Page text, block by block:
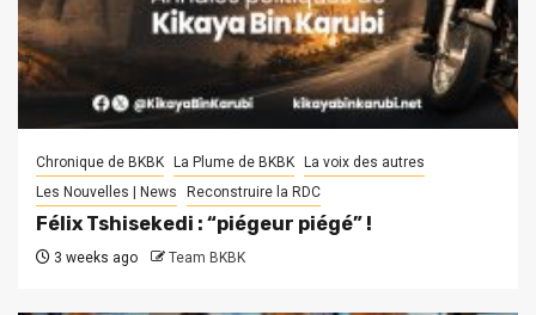
Chronique de BKBK La Plume de BKBK
La voix des autres
Les Nouvelles | News
Reconstruire la RDC
Félix Tshisekedi : “piégeur piégé” !
3 weeks ago Team BKBK